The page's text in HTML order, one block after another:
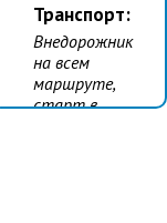
Транспорт:
Внедорожник
на всем
маршруте,
старт в